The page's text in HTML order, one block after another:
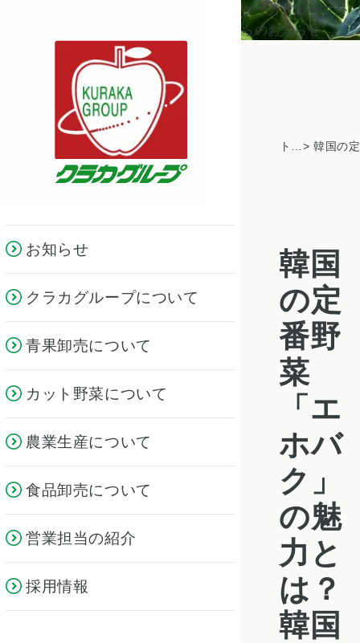
お知らせ
クラカグループについて
青果卸売について
カット野菜について
農業生産について
食品卸売について
営業担当の紹介
採用情報
クラカグループか
らのお知らせ
トピックス一覧
韓国
の定
番野
菜
「エ
ホバ
ク」
の魅
力と
は？
韓国